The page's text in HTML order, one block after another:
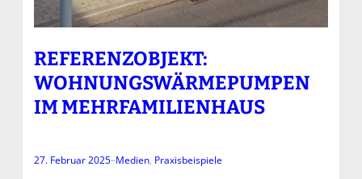
REFERENZOBJEKT:
WOHNUNGSWÄRMEPUMPEN
IM MEHRFAMILIENHAUS
27. Februar 2025–Medien, Praxisbeispiele